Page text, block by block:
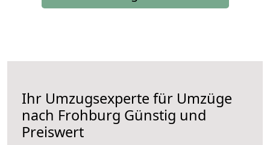
Ihr Umzugsexperte für Umzüge
nach Frohburg Günstig und
Preiswert